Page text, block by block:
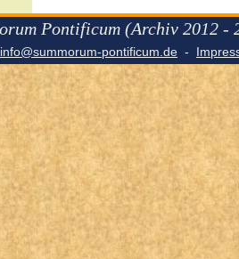
Pontificum (Archiv 2012 -
info@summorum-pontificum.de -